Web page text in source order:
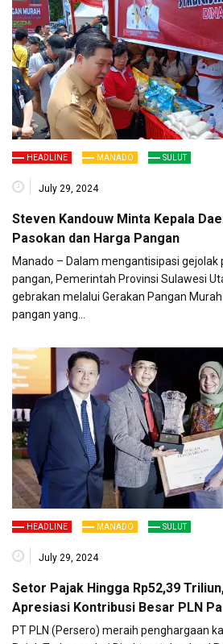
HEADLINE MANADO SULUT
July 29, 2024
Steven Kandouw Minta Kepala
Pasokan dan Harga Pangan
Manado – Dalam mengantisipasi gejolak
pangan, Pemerintah Provinsi Sulawesi
gebrakan melalui Gerakan Pangan
pangan yang…
HEADLINE MANADO SULUT
July 29, 2024
Setor Pajak Hingga Rp52,39
Apresiasi Kontribusi Besar PLN
PT PLN (Persero) meraih penghargaan